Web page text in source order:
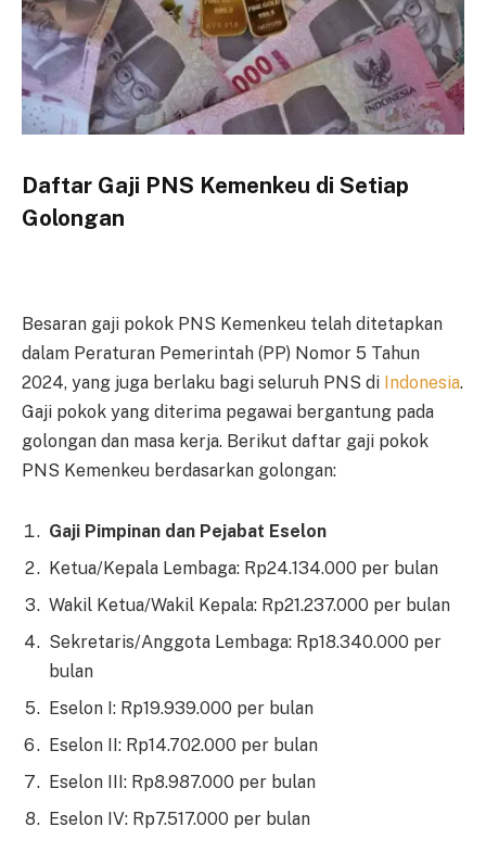
Daftar Gaji PNS Kemenkeu di Setiap
Golongan
Besaran gaji pokok PNS Kemenkeu telah ditetapkan
dalam Peraturan Pemerintah (PP) Nomor 5 Tahun
2024, yang juga berlaku bagi seluruh PNS di Indonesia.
Gaji pokok yang diterima pegawai bergantung pada
golongan dan masa kerja. Berikut daftar gaji pokok
PNS Kemenkeu berdasarkan golongan:
Gaji Pimpinan dan Pejabat Eselon
Ketua/Kepala Lembaga: Rp24.134.000 per bulan
Wakil Ketua/Wakil Kepala: Rp21.237.000 per bulan
Sekretaris/Anggota Lembaga: Rp18.340.000 per
bulan
Eselon I: Rp19.939.000 per bulan
Eselon II: Rp14.702.000 per bulan
Eselon III: Rp8.987.000 per bulan
Eselon IV: Rp7.517.000 per bulan